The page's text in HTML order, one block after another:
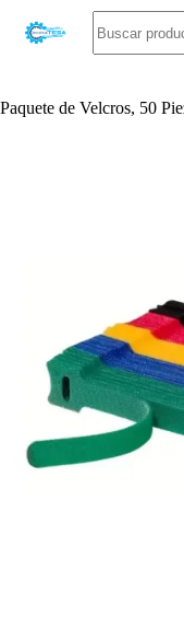
contenido
results
Paquete de Velcros, 50